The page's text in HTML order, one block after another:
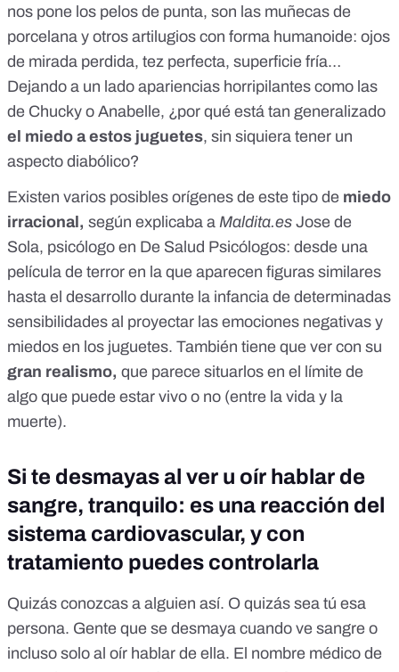
nos pone los pelos de punta, son las muñecas de
porcelana y otros artilugios con forma humanoide: ojos
de mirada perdida, tez perfecta, superficie fría…
Dejando a un lado apariencias horripilantes como las
de Chucky o Anabelle, ¿por qué está tan generalizado
el miedo a estos juguetes, sin siquiera tener un
aspecto diabólico?
Existen varios posibles orígenes de este tipo de miedo
irracional, según explicaba a Maldita.es Jose de
Sola, psicólogo en De Salud Psicólogos: desde una
película de terror en la que aparecen figuras similares
hasta el desarrollo durante la infancia de determinadas
sensibilidades al proyectar las emociones negativas y
miedos en los juguetes. También tiene que ver con su
gran realismo, que parece situarlos en el límite de
algo que puede estar vivo o no (entre la vida y la
muerte).
Si te desmayas al ver u oír hablar de
sangre, tranquilo: es una reacción del
sistema cardiovascular, y con
tratamiento puedes controlarla
Quizás conozcas a alguien así. O quizás sea tú esa
persona. Gente que se desmaya cuando ve sangre o
incluso solo al oír hablar de ella. El nombre médico de